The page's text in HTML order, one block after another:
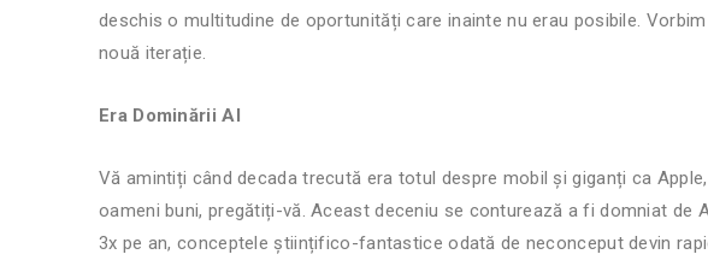
deschis o multitudine de oportunități care inainte nu erau posibile.
nouă iterație.
Era Dominării AI
Vă amintiți când decada trecută era totul despre mobil și giganți ca
oameni buni, pregătiți-vă. Aceast deceniu se conturează a fi domniat de
3x pe an, conceptele științifico-fantastice odată de neconceput devin